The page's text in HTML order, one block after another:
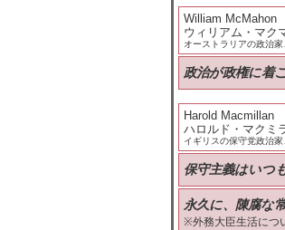
William McMahon
ウィリアム・マク
オーストラリアの政治家
政治が政権に着
Harold Macmillan
ハロルド・マクミ
イギリスの保守党政治
保守主義はいつ
永久に、陳腐な
※外務大臣生活につ